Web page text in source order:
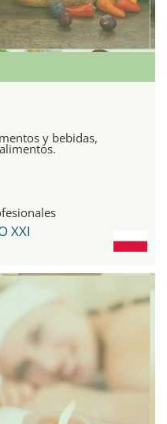
y bebidas,
XXI